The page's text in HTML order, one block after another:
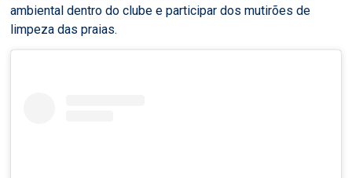
ambiental dentro do clube e participar dos mutirões de
limpeza das praias.